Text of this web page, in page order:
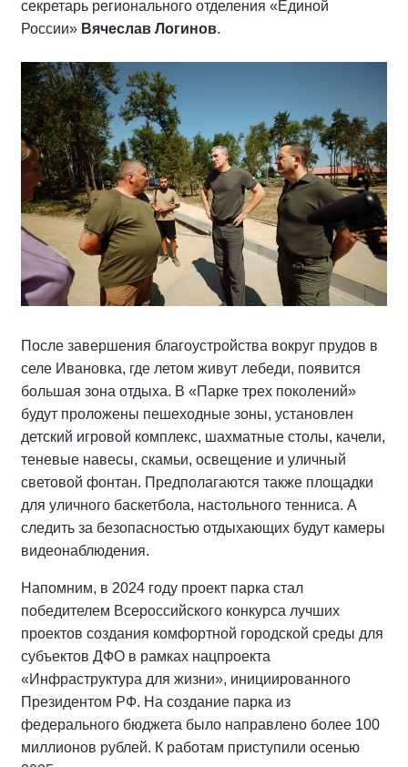
секретарь регионального отделения «Единой
России» Вячеслав Логинов.
После завершения благоустройства вокруг прудов в
селе Ивановка, где летом живут лебеди, появится
большая зона отдыха. В «Парке трех поколений»
будут проложены пешеходные зоны, установлен
детский игровой комплекс, шахматные столы, качели,
теневые навесы, скамьи, освещение и уличный
световой фонтан. Предполагаются также площадки
для уличного баскетбола, настольного тенниса. А
следить за безопасностью отдыхающих будут камеры
видеонаблюдения.
Напомним, в 2024 году проект парка стал
победителем Всероссийского конкурса лучших
проектов создания комфортной городской среды для
субъектов ДФО в рамках нацпроекта
«Инфраструктура для жизни», инициированного
Президентом РФ. На создание парка из
федерального бюджета было направлено более 100
миллионов рублей. К работам приступили осенью